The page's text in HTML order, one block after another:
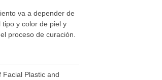
va a depender de
y color de piel y
proceso de curación.
Facial Plastic and